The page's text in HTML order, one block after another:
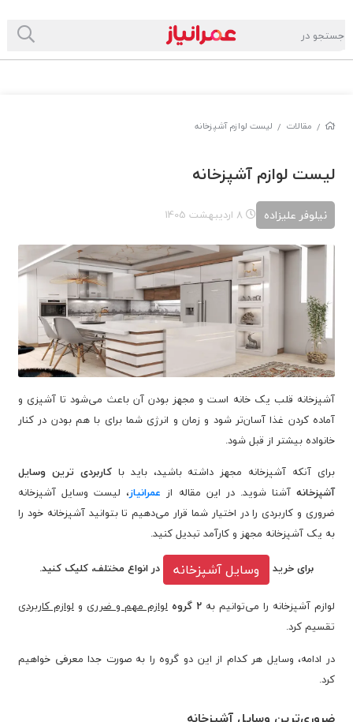
/ مقالات / لیست لوازم آشپزخانه
لیست لوازم آشپزخانه
نیلوفر علیزاده
آشپزخانه قلب یک خانه است و مجهز بودن آن باعث می‌شود تا آشپزی و
آماده کردن غذا آسان‌تر شود و زمان و انرژی شما برای با هم بودن در کنار
خانواده بیشتر از قبل شود.
برای آنکه آشپزخانه مجهز داشته باشید، باید باکاربردی ترین وسایل
آشپزخانهآشنا شوید. در این مقاله از عمرانیاز، لیست وسایل آشپزخانه
ضروری و کاربردی را در اختیار شما قرار می‌دهیم تا بتوانید آشپزخانه خود را
به یک آشپزخانه مجهز و کارآمد تبدیل کنید.
برای خرید وسایل آشپزخانه در انواع مختلف، کلیک کنید.
لوازم آشپزخانه را می‌توانیم به ۲ گروه لوازم مهم و ضرری و لوازم کاربردی
تقسیم کرد.
در ادامه، وسایل هر کدام از این دو گروه را به صورت جدا معرفی خواهیم
کرد.